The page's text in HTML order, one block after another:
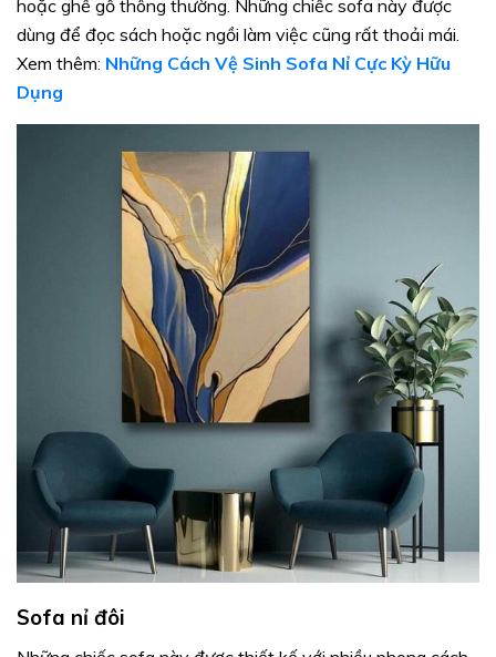
hoặc ghế gỗ thông thường. Những chiếc sofa này được
dùng để đọc sách hoặc ngồi làm việc cũng rất thoải mái.
Xem thêm: Những Cách Vệ Sinh Sofa Nỉ Cực Kỳ Hữu
Dụng
Sofa nỉ đôi